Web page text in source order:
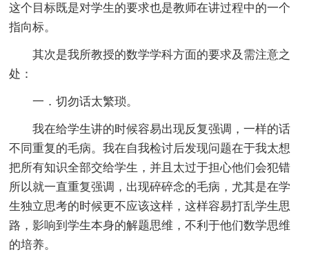
这个目标既是对学生的要求也是教师在讲过程中的一个
指向标。
其次是我所教授的数学学科方面的要求及需注意之
处：
一．切勿话太繁琐。
我在给学生讲的时候容易出现反复强调，一样的话
不同重复的毛病。我在自我检讨后发现问题在于我太想
把所有知识全部交给学生，并且太过于担心他们会犯错
所以就一直重复强调，出现碎碎念的毛病，尤其是在学
生独立思考的时候更不应该这样，这样容易打乱学生思
路，影响到学生本身的解题思维，不利于他们数学思维
的培养。